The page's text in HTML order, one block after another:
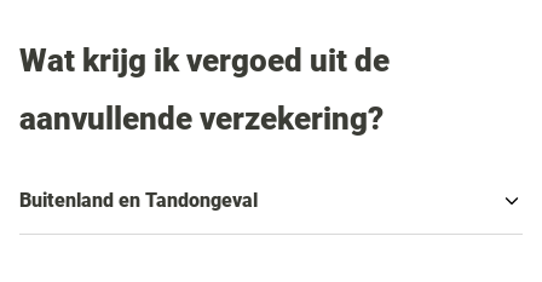
Wat krijg ik vergoed uit de
aanvullende verzekering?
Buitenland en Tandongeval